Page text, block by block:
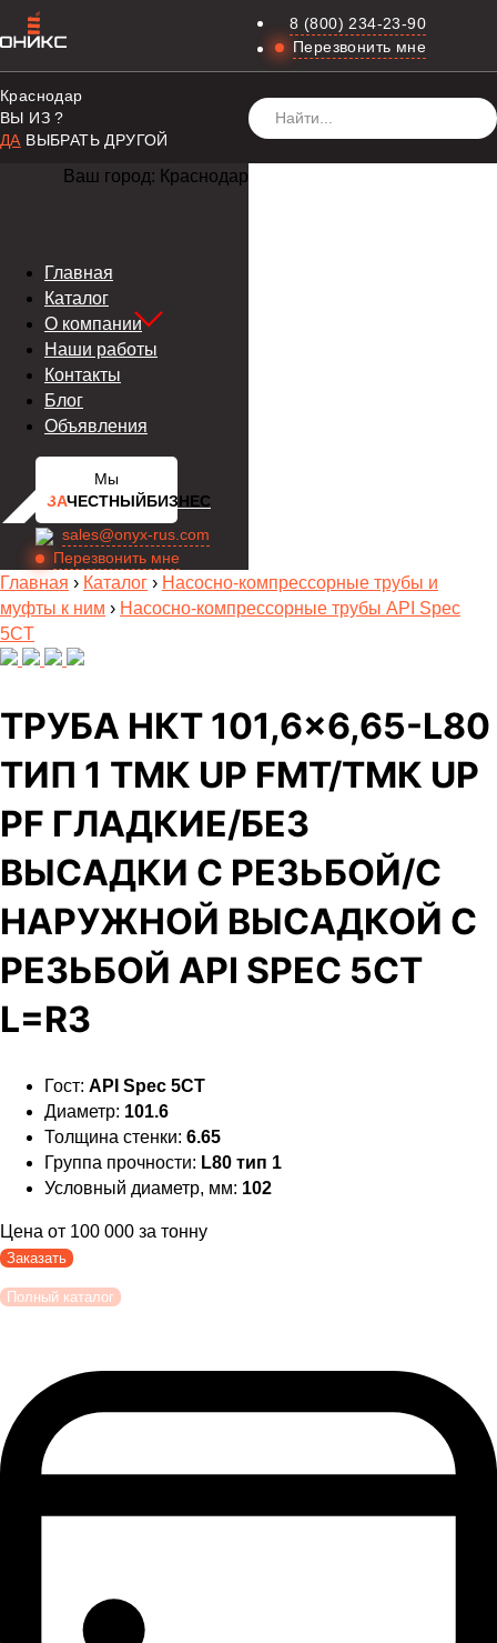
8 (800) 234-23-90
Перезвонить мне
Краснодар
ВЫ ИЗ?
ДА ВЫБРАТЬ ДРУГОЙ
Ваш город: Краснодар
Главная
Каталог
О компании
Наши работы
Контакты
Блог
Объявления
Мы
ЗАЧЕСТНЫЙБИЗНЕС
sales@onyx-rus.com
Перезвонить мне
Главная › Каталог › Насосно-компрессорные трубы и
муфты к ним › Насосно-компрессорные трубы API Spec
5CT
ТРУБА НКТ 101,6×6,65-L80
ТИП 1 ТМК UP FMT/ТМК UP
PF ГЛАДКИЕ/БЕЗ
ВЫСАДКИ С РЕЗЬБОЙ/С
НАРУЖНОЙ ВЫСАДКОЙ С
РЕЗЬБОЙ API SPEC 5CT
L=R3
Гост: API Spec 5CT
Диаметр: 101.6
Толщина стенки: 6.65
Группа прочности: L80 тип 1
Условный диаметр, мм: 102
Цена от 100 000 за тонну
Заказать
Полный каталог